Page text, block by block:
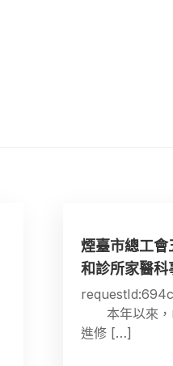
煙臺市總工
和診所家醫科
本年以來，
進修 […]